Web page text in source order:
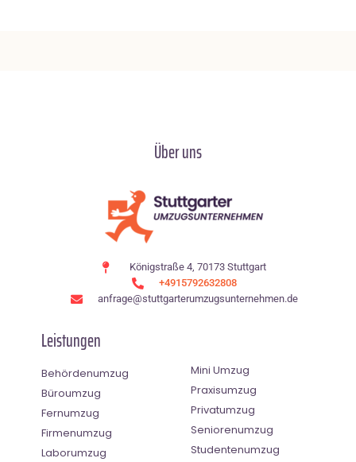
Über uns
Königstraße 4, 70173 Stuttgart
+4915792632808
anfrage@stuttgarterumzugsunternehmen.de
Leistungen
Behördenumzug
Büroumzug
Fernumzug
Firmenumzug
Laborumzug
Mini Umzug
Praxisumzug
Privatumzug
Seniorenumzug
Studentenumzug